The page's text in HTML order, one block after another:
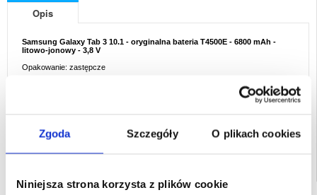
Zgoda Szczegóły O plikach cookies
Niniejsza strona korzysta z plików cookie
Opis
Samsung Galaxy Tab 3 10.1 - oryginalna bateria T4500E - 6800 mAh -
litowo-jonowy - 3,8 V
Opakowanie: zastępcze